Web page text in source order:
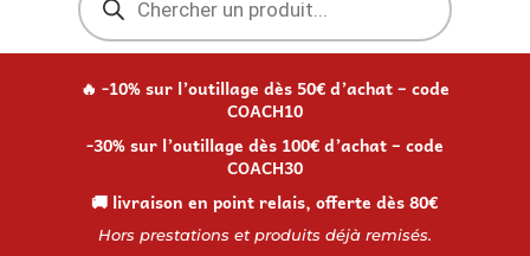
produits
🔥 -10% sur l’outillage dès 50€ d’achat – code
COACH10
-30% sur l’outillage dès 100€ d’achat – code
COACH30
🚚 livraison en point relais, offerte dès 80€
Hors prestations et produits déjà remisés.